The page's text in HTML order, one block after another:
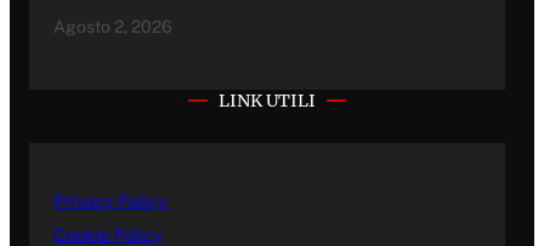
Agosto 2, 2026
LINK UTILI
Privacy Policy
Cookie Policy